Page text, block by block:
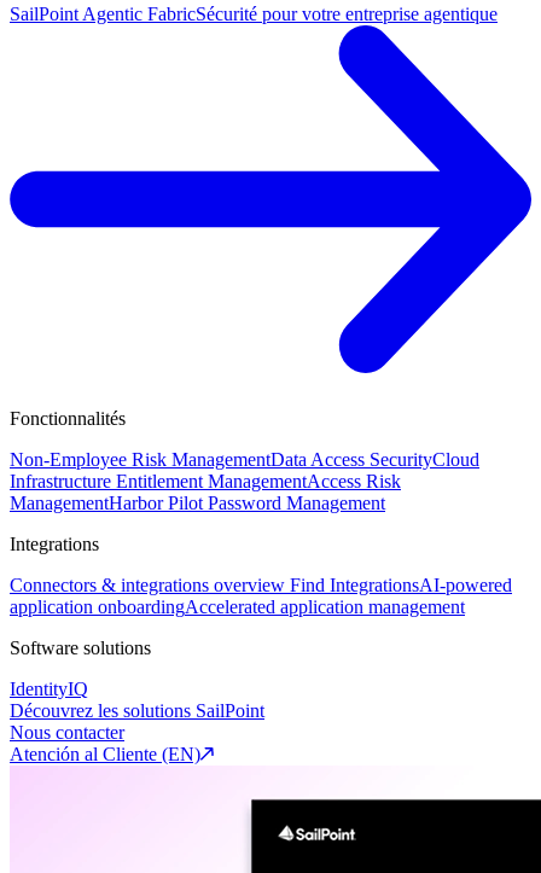
SailPoint Agentic FabricSécurité pour votre entreprise agentique
Fonctionnalités
Non-Employee Risk ManagementData Access SecurityCloud
Infrastructure Entitlement ManagementAccess Risk
ManagementHarbor Pilot Password Management
Integrations
Connectors & integrations overview Find IntegrationsAI-powered
application onboardingAccelerated application management
Software solutions
IdentityIQ
Découvrez les solutions SailPoint
Nous contacter
Atención al Cliente (EN)